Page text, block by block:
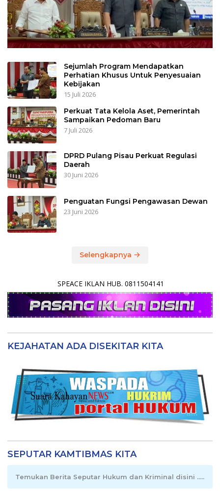
Sejumlah Program Mendapatkan
Perhatian Khusus Untuk Penyesuaian
Kebijakan
15 Juli 2026
Perkuat Tata Kelola Aset, Pemerintah
Sampaikan Pedoman Baru
7 Juli 2026
DPRD Pulang Pisau Perkuat Regulasi
Daerah
30 Juni 2026
Penguatan Fungsi Pengawasan Dewan
23 Juni 2026
Selengkapnya
SPEACE IKLAN HUB. 0811504141
KEJAHATAN ADA DISEKITAR KITA
SEPUTAR KAMTIBMAS KITA
Temukan Berita Seputar Hukum dan Kriminal disini .....